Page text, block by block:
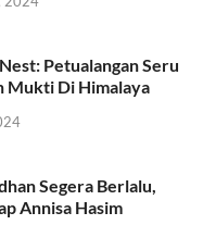
Petualangan Seru
Mukti Di Himalaya
Segera Berlalu,
Annisa Hasim